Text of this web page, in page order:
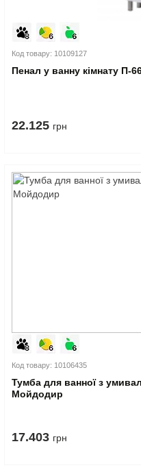
Код товару: 10109127
Пенал у ванну кімнату
22.125 грн
Код товару: 10106435
Тумба для ванної з
Мойдодир
17.403 грн